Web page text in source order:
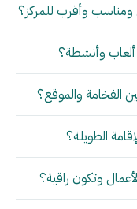
وأقرب للمركز؟
ألعاب وأنشطة؟
الفخامة والموقع؟
الطويلة؟
وتكون راقية؟